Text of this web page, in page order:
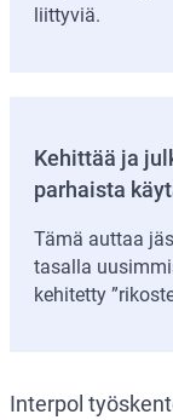
liittyviä.
Kehittää ja
parhaista
Tämä auttaa
tasalla
kehitetty
Interpol